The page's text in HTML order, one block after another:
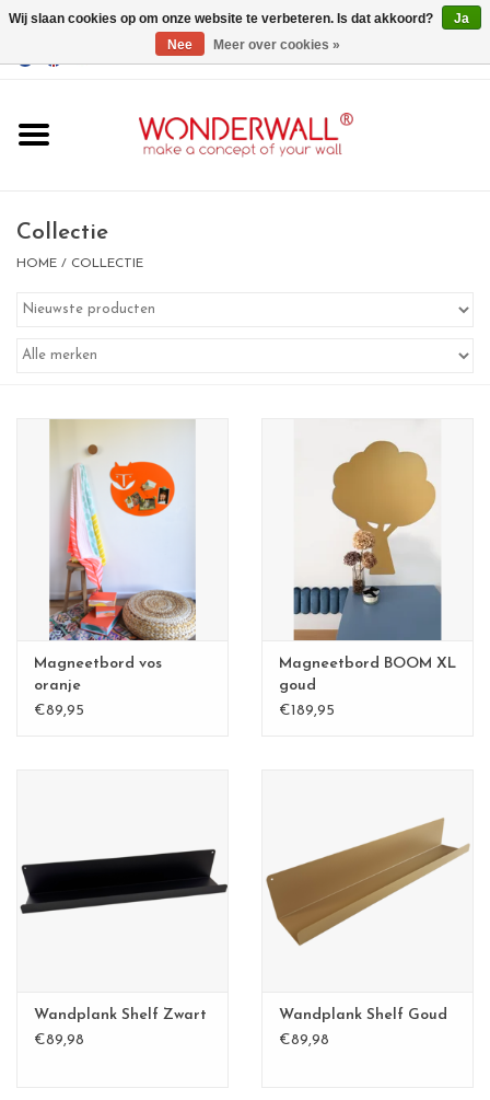
GBP/USD
magneetborden
magneten
BIG SALE , GRAB YOUR
CHANCE
LIMITED EXCLUSIVES
Wandplanken / Shelves
Rechthoekige , vierkante, ronde
magneetborden
Collectie
HOME / COLLECTIE
Magneetbord vos
oranje
€89,95
Magneetbord BOOM XL
goud
€189,95
Wandplank Shelf Zwart
€89,98
Wandplank Shelf Goud
€89,98
Wij slaan cookies op om onze website te verbeteren. Is dat akkoord?
Ja
Nee
Meer over cookies »